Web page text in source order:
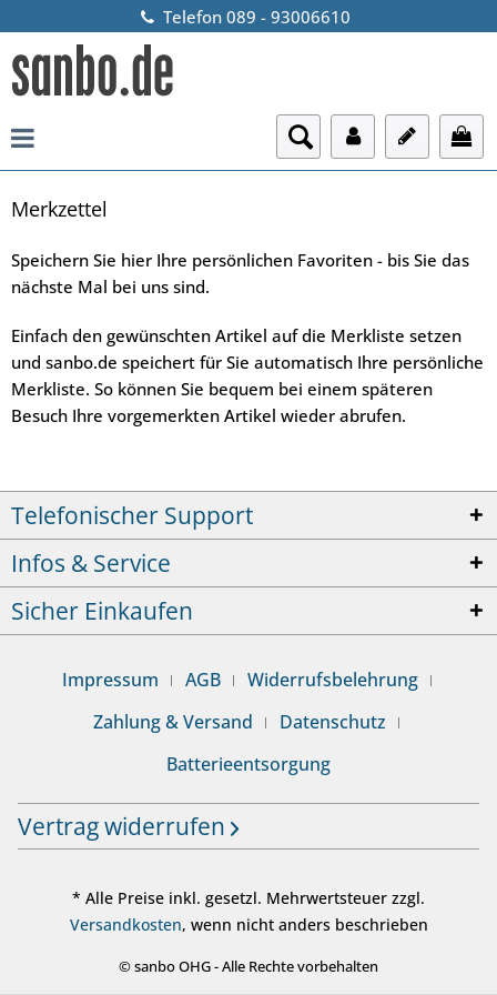
Telefon 089 - 93006610
Merkzettel
Speichern Sie hier Ihre persönlichen Favoriten - bis Sie das
nächste Mal bei uns sind.
Einfach den gewünschten Artikel auf die Merkliste setzen
und sanbo.de speichert für Sie automatisch Ihre persönliche
Merkliste. So können Sie bequem bei einem späteren
Besuch Ihre vorgemerkten Artikel wieder abrufen.
Telefonischer Support
Infos & Service
Sicher Einkaufen
Impressum AGB
Widerrufsbelehrung
Zahlung & Versand
Datenschutz
Batterieentsorgung
Vertrag widerrufen
* Alle Preise inkl. gesetzl. Mehrwertsteuer zzgl.
Versandkosten, wenn nicht anders beschrieben
© sanbo OHG - Alle Rechte vorbehalten